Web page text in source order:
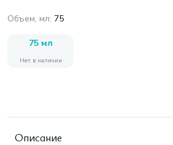
Объем, мл: 75
75 мл
Нет в наличии
Описание